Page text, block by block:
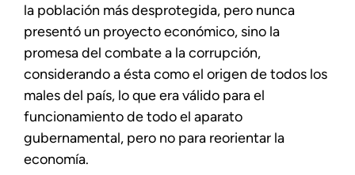
la población más desprotegida, pero nunca
presentó un proyecto económico, sino la
promesa del combate a la corrupción,
considerando a ésta como el origen de todos los
males del país, lo que era válido para el
funcionamiento de todo el aparato
gubernamental, pero no para reorientar la
economía.